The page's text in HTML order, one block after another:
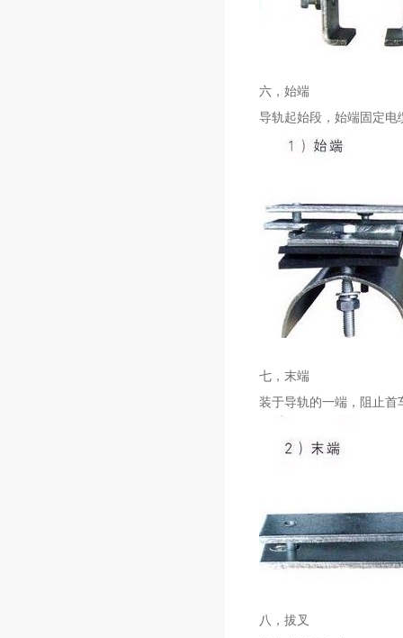
六，始端
导轨起始段，始端固定电
七，末端
装于导轨的一端，阻止首
八，拔叉